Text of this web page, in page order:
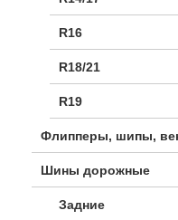
R16
R18/21
R19
Флипперы, шипы,
Шины дорожные
Задние